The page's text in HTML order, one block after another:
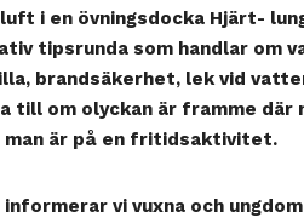
i en övningsdocka Hjärt-
tipsrunda som handlar om
brandsäkerhet, lek vid
till om olyckan är framme där
man är på en fritidsaktivitet.
vi vuxna och